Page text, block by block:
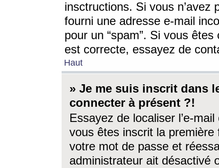
insctructions. Si vous n’avez
fourni une adresse e-mail
pour un “spam”. Si vous
est correcte, essayez de
Haut
» Je me suis inscrit dans
connecter à présent ?!
Essayez de localiser l’e-
vous êtes inscrit la première
votre mot de passe et
administrateur ait désactivé